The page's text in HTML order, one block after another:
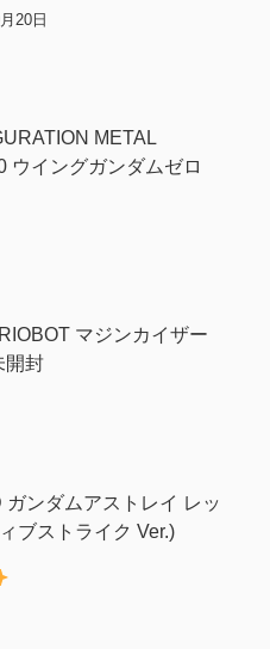
20日
METAL
ウイングガンダムゼロ
マジンカイザー
開封
ガンダムアストレイ レッ
ブストライク Ver.)